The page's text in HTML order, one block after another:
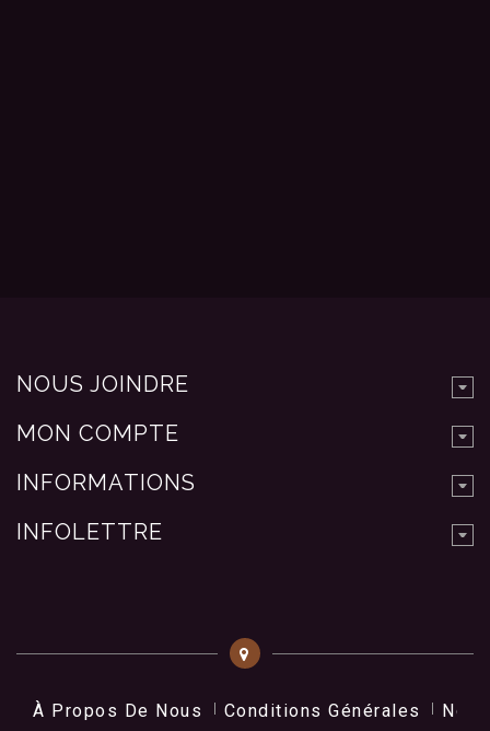
NOUS JOINDRE
MON COMPTE
INFORMATIONS
INFOLETTRE
À Propos De Nous Conditions Générales Nos